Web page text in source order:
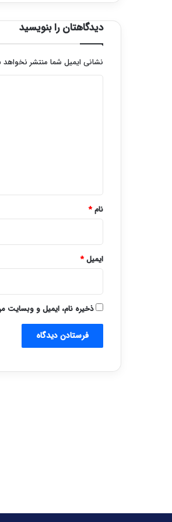
دیدگاهتان را بنویسید
نشانی ایمیل شما منتشر
نام*
ایمیل*
ذخیره نام، ایمیل و وبسایت